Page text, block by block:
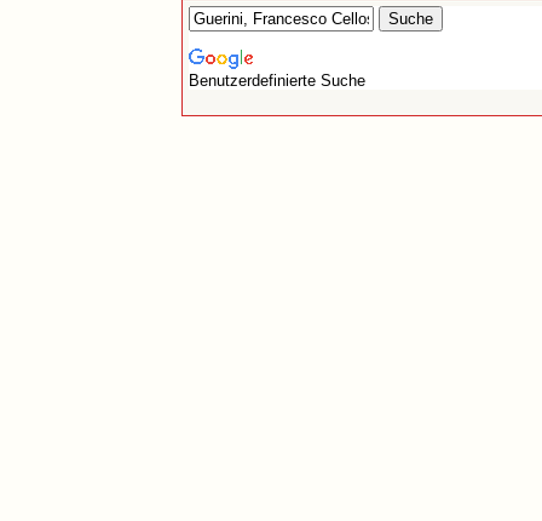
Benutzerdefinierte Suche